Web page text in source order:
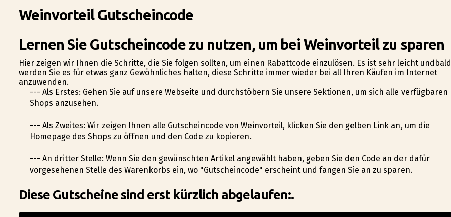
Weinvorteil Gutscheincode
Lernen Sie Gutscheincode zu nutzen, um bei Weinvorteil zu sparen
Hier zeigen wir Ihnen die Schritte, die Sie folgen sollten, um einen Rabattcode einzulösen. Es ist sehr leicht undbald
werden Sie es für etwas ganz Gewöhnliches halten, diese Schritte immer wieder bei all Ihren Käufen im Internet
anzuwenden.
--- Als Erstes: Gehen Sie auf unsere Webseite und durchstöbern Sie unsere Sektionen, um sich alle verfügbaren
Shops anzusehen.
--- Als Zweites: Wir zeigen Ihnen alle Gutscheincode von Weinvorteil, klicken Sie den gelben Link an, um die
Homepage des Shops zu öffnen und den Code zu kopieren.
--- An dritter Stelle: Wenn Sie den gewünschten Artikel angewählt haben, geben Sie den Code an der dafür
vorgesehenen Stelle des Warenkorbs ein, wo "Gutscheincode" erscheint und fangen Sie an zu sparen.
Diese Gutscheine sind erst kürzlich abgelaufen:.